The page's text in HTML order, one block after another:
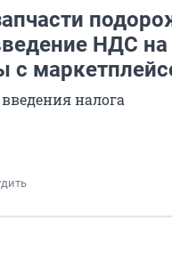
НДС на
с
налога